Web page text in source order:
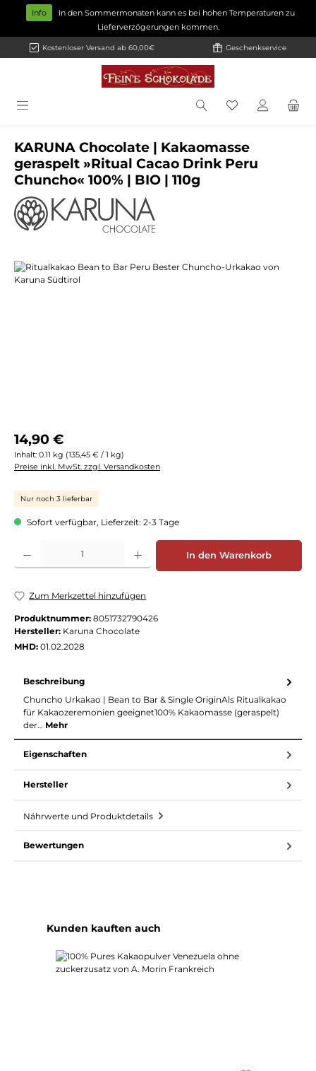
Zum Hauptinhalt springen
Info
In den Sommermonaten kann es bei hohen Temperaturen zu
Lieferverzögerungen kommen.
Kostenloser Versand ab 60,00€ Geschenkservice
KARUNA Chocolate | Kakaomasse
geraspelt »Ritual Cacao Drink Peru
Chuncho« 100% | BIO | 110g
Bildergalerie überspringen
Regulärer Preis:
14,90 €
Inhalt: 0.11 kg (135,45 € / 1 kg)
Preise inkl. MwSt. zzgl. Versandkosten
Nur noch 3 lieferbar
Sofort verfügbar, Lieferzeit: 2-3 Tage
Produkt Anzahl: Gib den gewünschten Wert ein oder benutze die
In den Warenkorb
Zum Merkzettel hinzufügen
Produktnummer: 8051732790426
Hersteller: Karuna Chocolate
MHD: 01.02.2028
Beschreibung
Chuncho Urkakao | Bean to Bar & Single OriginAls Ritualkakao
für Kakaozeremonien geeignet100% Kakaomasse (geraspelt)
der… Mehr
Eigenschaften
Hersteller
Nährwerte und Produktdetails
Bewertungen
Produktgalerie überspringen
Kunden kauften auch